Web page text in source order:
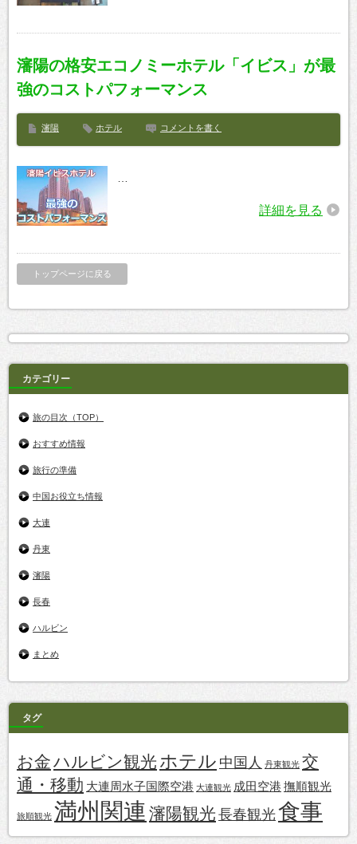
瀋陽の格安エコノミーホテル「イビス」が最
強のコストパフォーマンス
瀋陽 ホテル コメントを書く
詳細を見る
トップページに戻る
カテゴリー
旅の目次（TOP）
おすすめ情報
旅行の準備
中国お役立ち情報
大連
丹東
瀋陽
長春
ハルビン
まとめ
タグ
お金ハルビン観光 ホテル 中国人 丹東観光 交
通・移動 大連周水子国際空港 大連観光 成田空港 撫順観光
旅順観光 満州関連 瀋陽観光長春観光食事